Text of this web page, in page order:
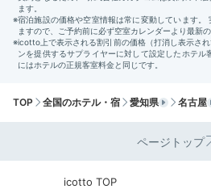
TOP 全国のホテル・宿 愛知県 名古屋
ページトップ
icotto TOP